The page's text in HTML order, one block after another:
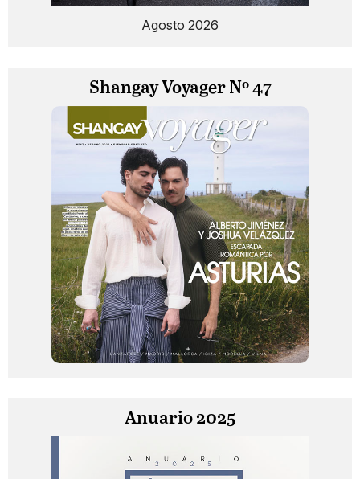
Agosto 2026
Shangay Voyager Nº 47
Anuario 2025